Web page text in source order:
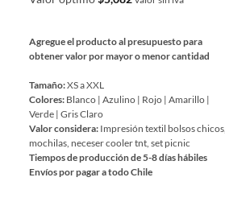
Agregue el producto al presupuesto para
obtener valor por mayor o menor cantidad
Tamaño:XS a XXL
Colores: Blanco | Azulino | Rojo | Amarillo |
Verde | Gris Claro
Valor considera: Impresión textil bolsos chicos,
mochilas, neceser cooler tnt, set picnic
Tiempos de producción de 5-8 días hábiles
Envíos por pagar a todo Chile